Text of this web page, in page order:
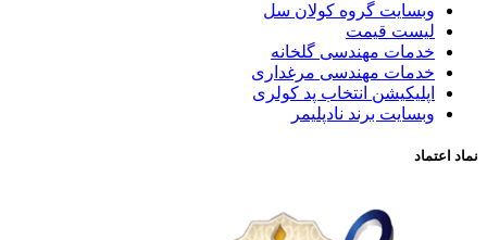
وبسایت گروه کولان سل
لیست قیمت
خدمات مهندسی گلخانه
خدمات مهندسی مرغداری
اپلیکیشن انتخاب پد کولری
وبسایت برند نادپلیمر
نماد اعتماد